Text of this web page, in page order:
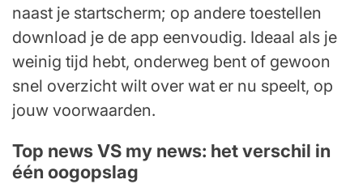
naast je startscherm; op andere toestellen
download je de app eenvoudig. Ideaal als je
weinig tijd hebt, onderweg bent of gewoon
snel overzicht wilt over wat er nu speelt, op
jouw voorwaarden.
Top news VS my news: het verschil in
één oogopslag